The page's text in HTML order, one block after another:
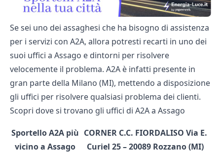
Se sei uno dei assaghesi che ha bisogno di assistenza
per i servizi con A2A, allora potresti recarti in uno dei
suoi uffici a Assago e dintorni per risolvere
velocemente il problema. A2A è infatti presente in
gran parte della Milano (MI), mettendo a disposizione
gli uffici per risolvere qualsiasi problema dei clienti.
Scopri dove si trovano gli uffici di A2A a Assago
Sportello A2A più
vicino a Assago
CORNER C.C. FIORDALISO Via E.
Curiel 25 – 20089 Rozzano (MI)